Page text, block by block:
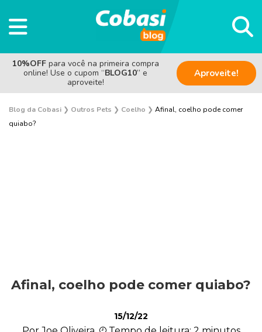
10%OFF para você na primeira compra
online! Use o cupom “BLOG10” e
aproveite!
Aproveite!
Blog da Cobasi ❯ Outros Pets ❯ Coelho ❯ Afinal, coelho pode comer
quiabo?
Exóticos e Silvestres
Afinal, coelho pode comer quiabo?
15/12/22